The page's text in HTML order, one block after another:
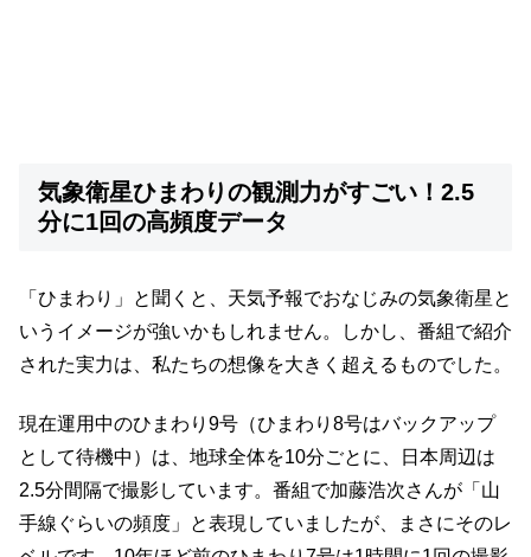
気象衛星ひまわりの観測力がすごい！2.5
分に1回の高頻度データ
「ひまわり」と聞くと、天気予報でおなじみの気象衛星と
いうイメージが強いかもしれません。しかし、番組で紹介
された実力は、私たちの想像を大きく超えるものでした。
現在運用中のひまわり9号（ひまわり8号はバックアップ
として待機中）は、地球全体を10分ごとに、日本周辺は
2.5分間隔で撮影しています。番組で加藤浩次さんが「山
手線ぐらいの頻度」と表現していましたが、まさにそのレ